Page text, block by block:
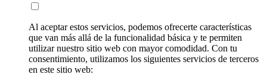
Al aceptar estos servicios, podemos ofrecerte características
que van más allá de la funcionalidad básica y te permiten
utilizar nuestro sitio web con mayor comodidad. Con tu
consentimiento, utilizamos los siguientes servicios de terceros
en este sitio web: